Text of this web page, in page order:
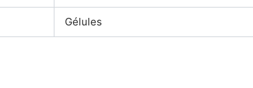
Gélules